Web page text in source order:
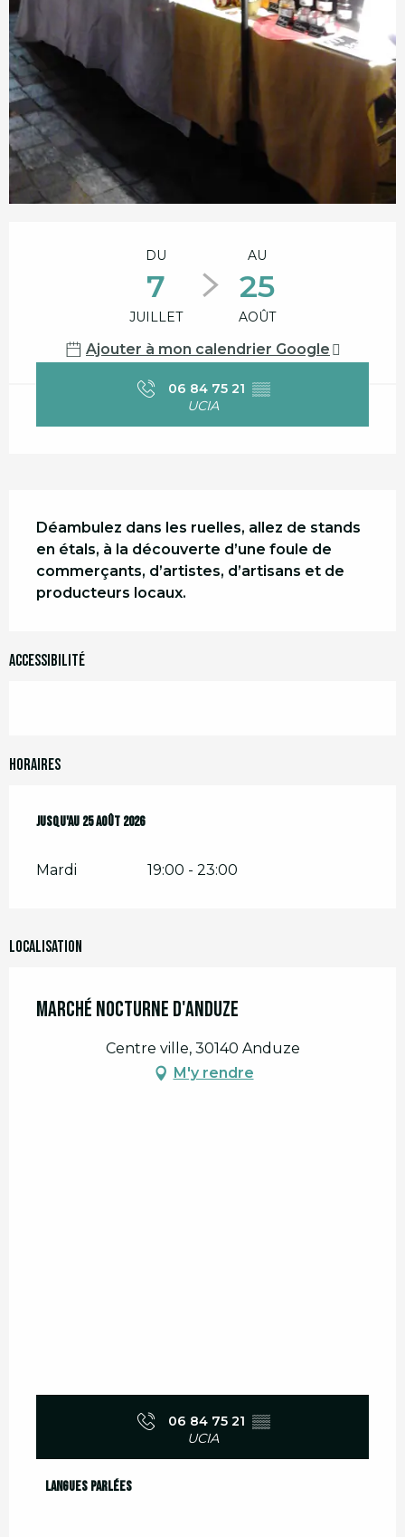
Ouverture et coordonnées
DU
7
JUILLET
AU
25
AOÛT
Ajouter à mon calendrier Google
06 84 75 21 ▒▒
UCIA
Description
Déambulez dans les ruelles, allez de stands
en étals, à la découverte d’une foule de
commerçants, d’artistes, d’artisans et de
producteurs locaux.
Accessibilité
Horaires
Du7 juillet 2026 au25 août 2026
Jusqu'au 25 août 2026
Mardi 19:00 - 23:00
Localisation
Marché nocturne d'Anduze
Centre ville, 30140 Anduze
M'y rendre
06 84 75 21 ▒▒
UCIA
Langues parlées
Langues parlées